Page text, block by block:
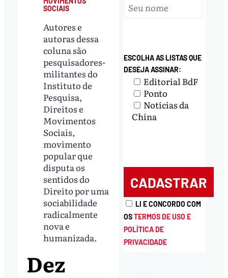
SOCIAIS
Autores e
autoras dessa
coluna são
pesquisadores-
militantes do
Instituto de
Pesquisa,
Direitos e
Movimentos
Sociais,
movimento
popular que
disputa os
sentidos do
Direito por uma
sociabilidade
radicalmente
nova e
humanizada.
Dez
ESCOLHA AS LISTAS QUE
DESEJA ASSINAR:
Editorial BdF
Ponto
Notícias da
China
LI E CONCORDO COM
OSTERMOS DE USO E
POLÍTICA DE
PRIVACIDADE